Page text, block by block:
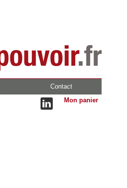
Contact
Mon panier